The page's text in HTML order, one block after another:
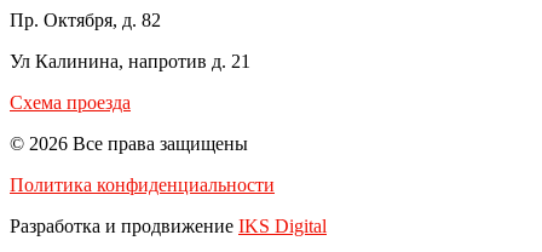
Пр. Октября, д. 82
Ул Калинина, напротив д. 21
Схема проезда
© 2026 Все права защищены
Политика конфиденциальности
Разработка и продвижение IKS Digital